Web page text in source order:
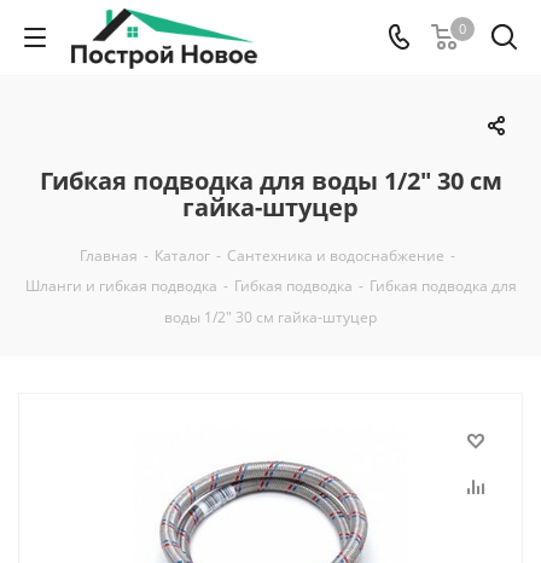
0
Гибкая подводка для воды 1/2" 30 см
гайка-штуцер
Главная - Каталог - Сантехника и водоснабжение -
Шланги и гибкая подводка - Гибкая подводка - Гибкая подводка для
воды 1/2" 30 см гайка-штуцер